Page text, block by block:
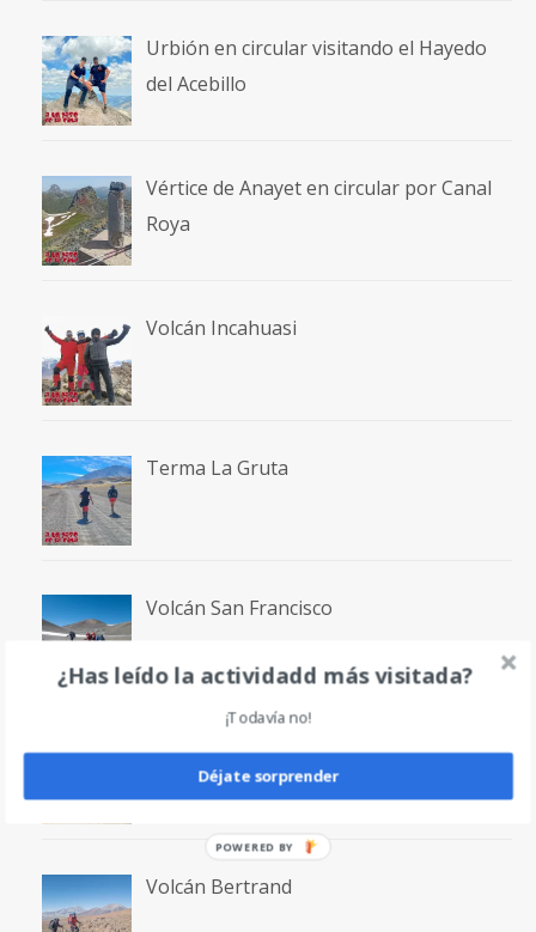
Urbión en circular visitando el Hayedo
del Acebillo
Vértice de Anayet en circular por Canal
Roya
Volcán Incahuasi
Terma La Gruta
Volcán San Francisco
Laguna San Francisco
Volcán Bertrand
¿Has leído la actividadd más visitada?
¡Todavía no!
Déjate sorprender
POWERED BY